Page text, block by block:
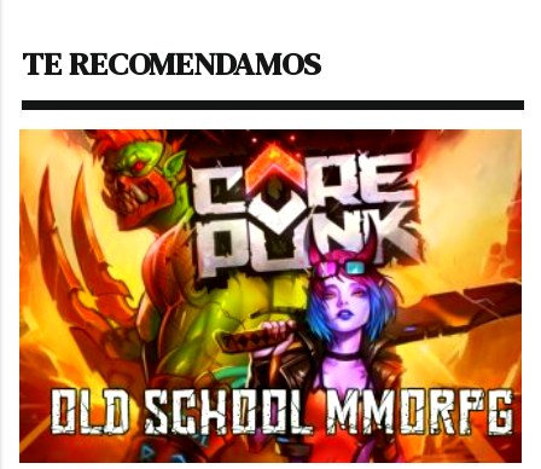
TE RECOMENDAMOS